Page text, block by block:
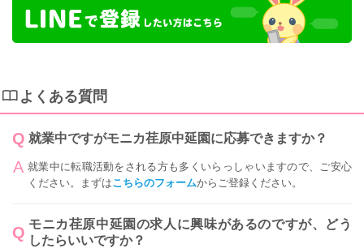
よくある質問
就業中ですがモニカ荏原中延園に応募できますか？
就業中に転職活動をされる方も多くいらっしゃいますので、ご安心
ください。まずはこちらのフォームからご登録ください。
モニカ荏原中延園の求人に興味があるのですが、どう
したらいいですか？